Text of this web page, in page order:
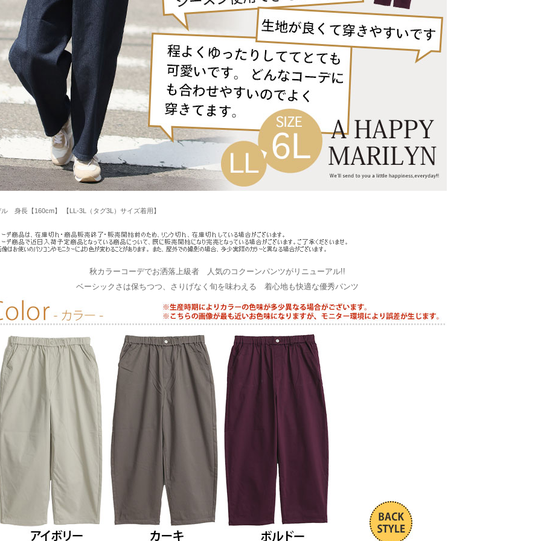
ル 身長【160cm】 【LL-3L（タグ3L）サイズ着用】
秋カラーコーデでお洒落上級者 人気のコクーンパンツがリニューアル!!
ベーシックさは保ちつつ、さりげなく旬を味わえる 着心地も快適な優秀パンツ